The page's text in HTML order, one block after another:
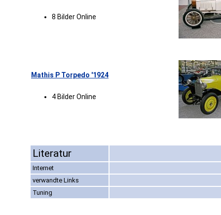
8 Bilder Online
Mathis P Torpedo '1924
4 Bilder Online
Literatur
Internet
verwandte Links
Tuning